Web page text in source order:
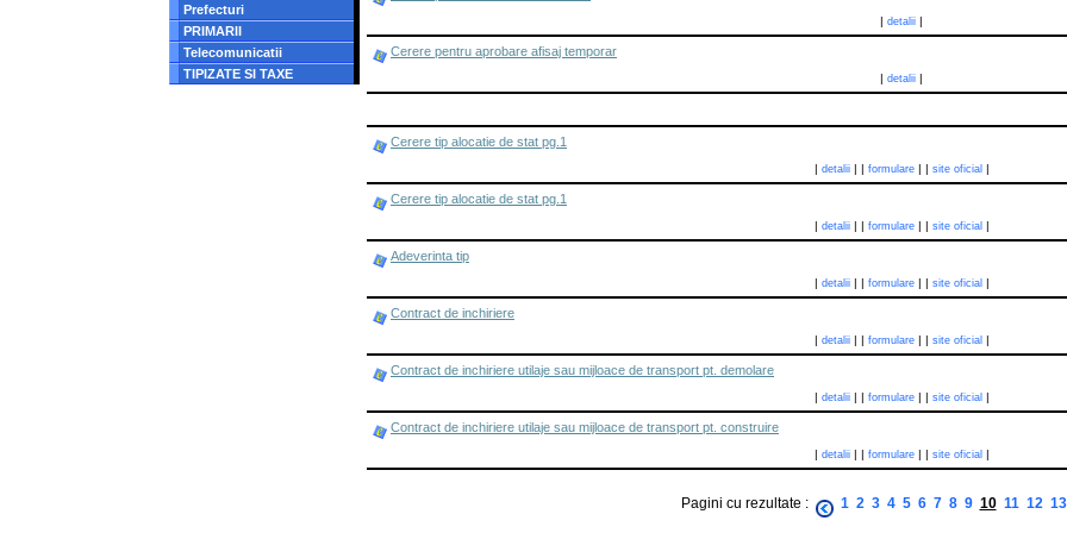
Prefecturi
PRIMARII
Telecomunicatii
TIPIZATE SI TAXE
| detalii |
Cerere pentru aprobare afisaj temporar
| detalii |
Cerere tip alocatie de stat pg.1
| detalii| | formulare| | site oficial|
Cerere tip alocatie de stat pg.1
| detalii| | formulare| | site oficial|
Adeverinta tip
| detalii| | formulare| | site oficial|
Contract de inchiriere
| detalii| | formulare| | site oficial|
Contract de inchiriere utilaje sau mijloace de transport pt. demolare
| detalii| | formulare| | site oficial|
Contract de inchiriere utilaje sau mijloace de transport pt. construire
| detalii| | formulare| | site oficial|
Pagini cu rezultate : 1 2 3 4 5 6 7 8 9 10 11 12 13